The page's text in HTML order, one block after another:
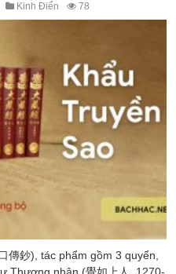
Kinh Điển 78
傳鈔), tác phẩm gồm 3 quyển,